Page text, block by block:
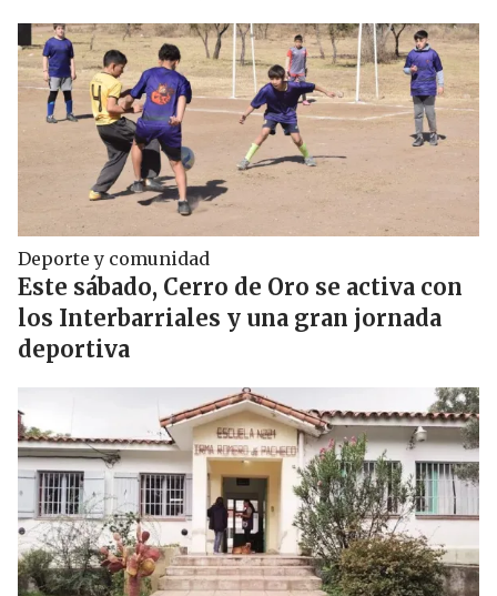
Deporte y comunidad
Este sábado, Cerro de Oro se activa con
los Interbarriales y una gran jornada
deportiva